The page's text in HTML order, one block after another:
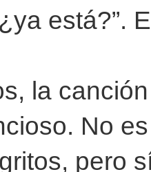
está?”.
la
No
pero